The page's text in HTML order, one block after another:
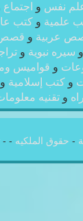
نفس و اجتماع
علمية و كتب
عربية و قصص
و سيره نبوية و
و قواميس
و كتب إسلامية و
و تقنيه
- حقوق الملكيه -
-